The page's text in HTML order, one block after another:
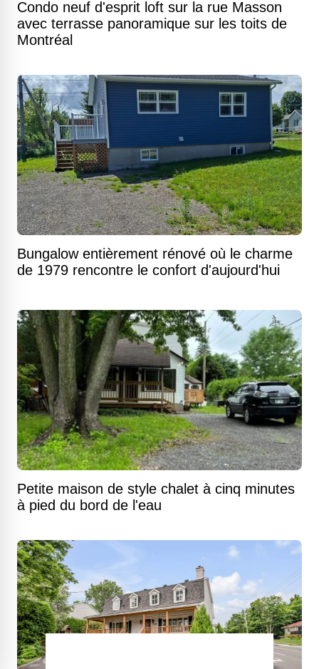
Condo neuf d'esprit loft sur la rue Masson
avec terrasse panoramique sur les toits de
Montréal
Bungalow entièrement rénové où le charme
de 1979 rencontre le confort d'aujourd'hui
Petite maison de style chalet à cinq minutes
à pied du bord de l'eau